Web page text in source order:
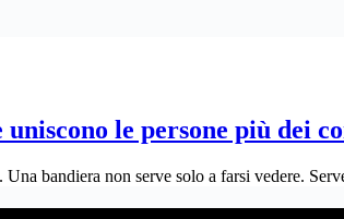
le persone più dei
bandiera non serve solo a farsi vedere.